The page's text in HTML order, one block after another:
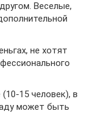
Веселые,
не хотят
15 человек), в
может быть